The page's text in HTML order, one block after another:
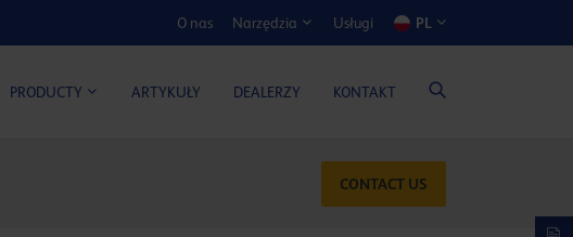
O nas Narzędzia Usługi PL
PRODUCTY ARTYKUŁY DEALERZY KONTAKT
CONTACT US